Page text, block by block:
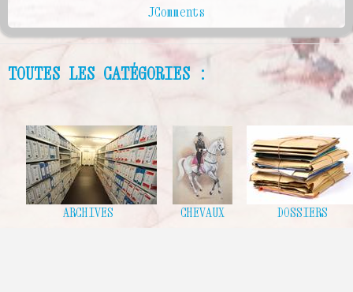
JComments
TOUTES LES CATÉGORIES :
ARCHIVES CHEVAUX DOSSIERS